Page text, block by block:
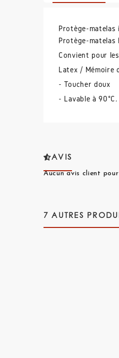
Protège-matelas
Protège-matelas
Convient pour
Latex / Mémoire
- Toucher doux
- Lavable à 90°C.
AVIS
Aucun avis client
7 AUTRES